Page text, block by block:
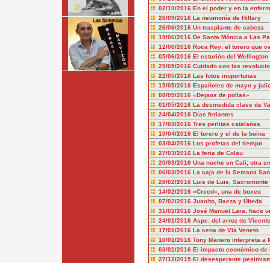
02/10/2016 En el poder y en la
26/09/2016 La neumonía de Hillary
26/06/2016 Un trasplante de cabeza
19/06/2016 De Santa Mónica a Las
12/06/2016 Roca Rey: el torero que
05/06/2016 El esturión del Wellington
29/05/2016 Cuidado con las
22/05/2016 Las fotos inoportunas
15/05/2016 Españoles de mayo y
08/05/2016 «Dejaos de pollas»
01/05/2016 La desmedida clase de
24/04/2016 Días feriantes
17/04/2016 Tres perlitas catalanas
10/04/2016 El torero y el de la boina
03/04/2016 Los profetas del tiempo
27/03/2016 La feria de Colau
20/03/2016 Una noche en Cali; otra
06/03/2016 La caja de la Semana
28/02/2016 Luis de Luis, Sacromonte
14/02/2016 «Creed», una de boxeo
07/02/2016 Juanito, Baeza y Úbeda
31/01/2016 José Manuel Lara, hace
24/01/2016 Aspe: del arroz de
17/01/2016 La cena de Via Veneto
10/01/2016 Tony Manero interpreta a
03/01/2016 El impacto económico de
27/12/2015 El desesperante